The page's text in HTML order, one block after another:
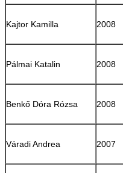
Kajtor Kamilla 2008
Pálmai Katalin 2008
Benkő Dóra Rózsa 2008
Váradi Andrea 2007